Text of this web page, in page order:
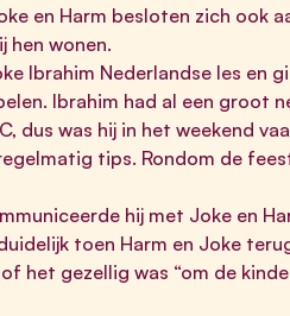
en Harm besloten zich ook
hen wonen.
Ibrahim Nederlandse les en
Ibrahim had al een groot
dus was hij in het weekend
tips. Rondom de
hij met Joke en
toen Harm en Joke
het gezellig was “om de